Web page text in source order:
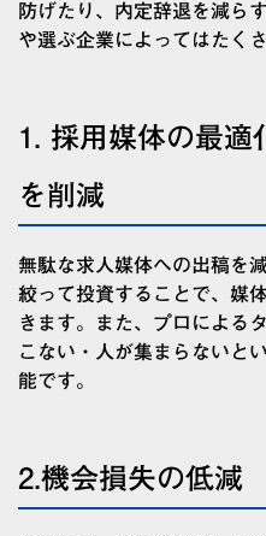
防げたり、内定辞退を減ら
や選ぶ企業によってはたく
1. 採用媒体の最適
を削減
無駄な求人媒体への出稿を
絞って投資することで、媒
きます。また、プロによる
こない・人が集まらないと
能です。
2.機会損失の低減